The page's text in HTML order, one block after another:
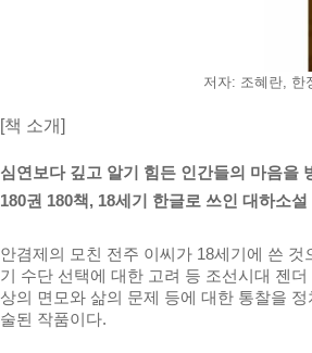
저자: 조혜란, 한
[책 소개]
심연보다 깊고 알기 힘든 인간들의 마음을
180권 180책, 18세기 한글로 쓰인 대하소
안겸제의 모친 전주 이씨가 18세기에 쓴
기 수단 선택에 대한 고려 등 조선시대 젠
상의 면모와 삶의 문제 등에 대한 통찰을
술된 작품이다.